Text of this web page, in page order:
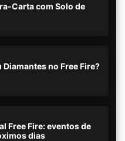
Carta com Solo de
no Free Fire?
Free Fire: eventos de
dias